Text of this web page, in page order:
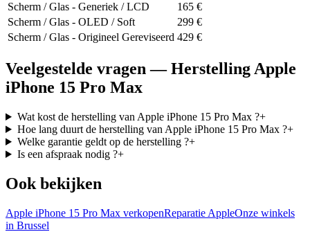
Scherm / Glas - Generiek / LCD
165 €
Scherm / Glas - OLED / Soft
299 €
Scherm / Glas - Origineel Gereviseerd 429 €
Veelgestelde vragen — Herstelling Apple
iPhone 15 Pro Max
Wat kost de herstelling van Apple iPhone 15 Pro Max ?+
Hoe lang duurt de herstelling van Apple iPhone 15 Pro Max ?+
Welke garantie geldt op de herstelling ?+
Is een afspraak nodig ?+
Ook bekijken
Apple iPhone 15 Pro Max verkopenReparatie AppleOnze winkels
in Brussel